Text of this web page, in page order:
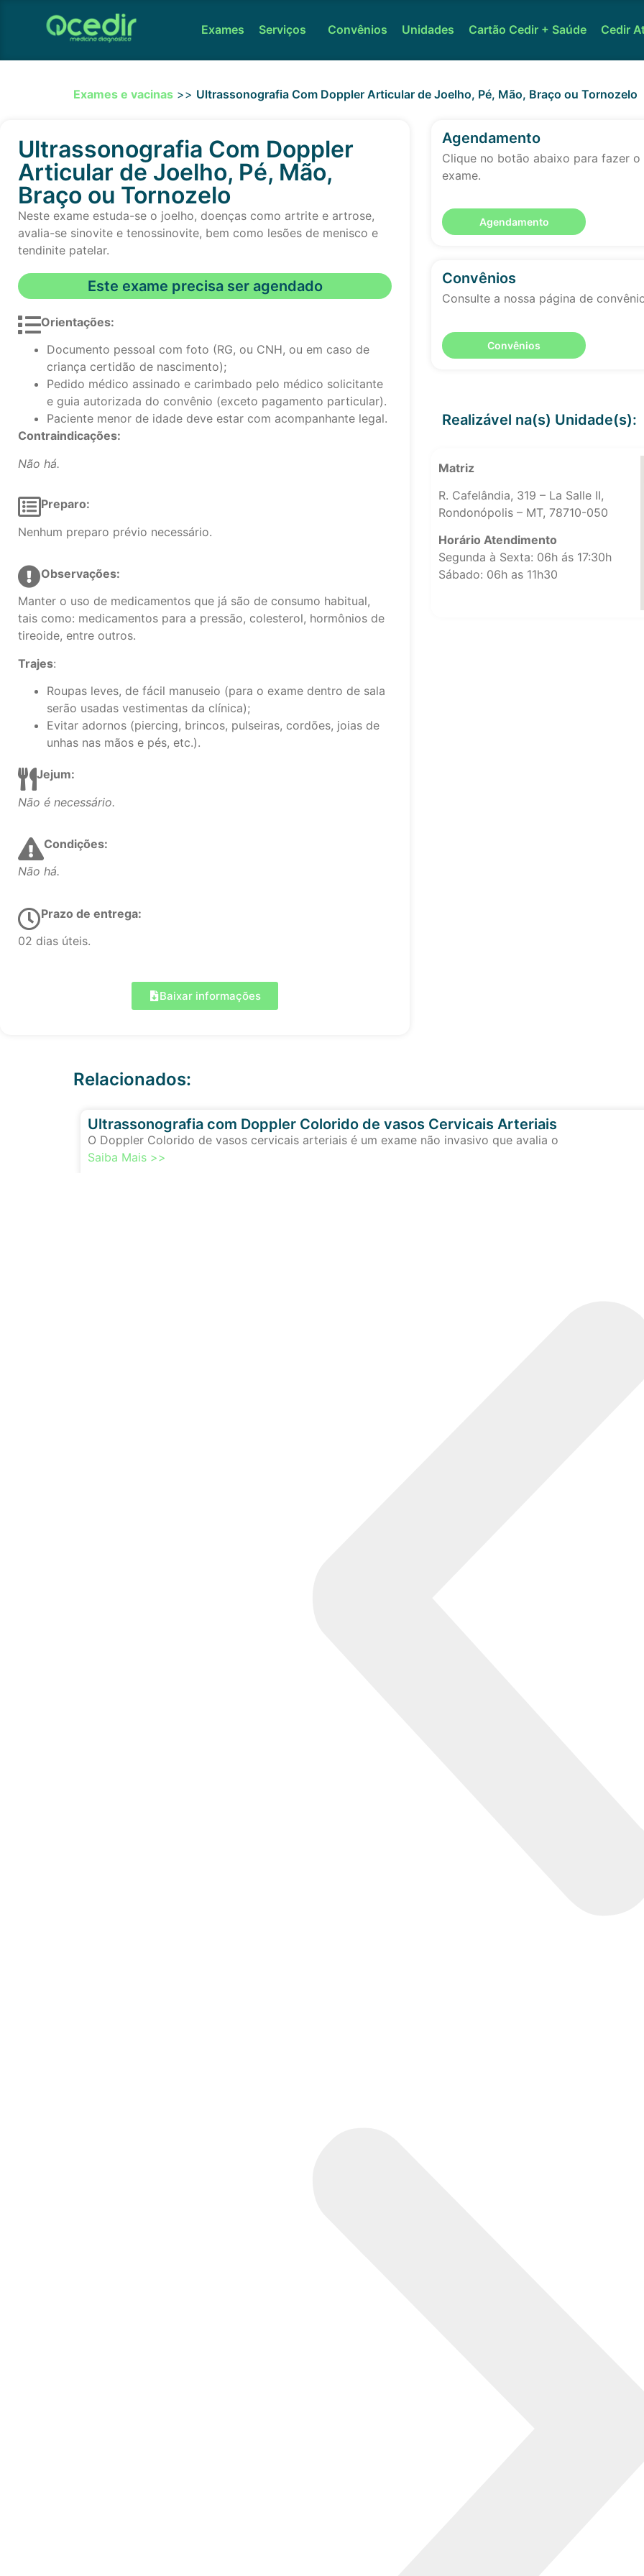
Exames Serviços Convênios Unidades Cartão Cedir + Saúde Cedir
Exames e vacinas >> Ultrassonografia Com Doppler Articular de Joelho, Pé, Mão, Braço ou Tornozelo
Ultrassonografia Com Doppler
Articular de Joelho, Pé, Mão,
Braço ou Tornozelo
Neste exame estuda-se o joelho, doenças como artrite e artrose,
avalia-se sinovite e tenossinovite, bem como lesões de menisco e
tendinite patelar.
Este exame precisa ser agendado
Orientações:
Documento pessoal com foto (RG, ou CNH, ou em caso de
criança certidão de nascimento);
Pedido médico assinado e carimbado pelo médico solicitante
e guia autorizada do convênio (exceto pagamento particular).
Paciente menor de idade deve estar com acompanhante legal.
Contraindicações:
Não há.
Preparo:
Nenhum preparo prévio necessário.
Observações:
Manter o uso de medicamentos que já são de consumo habitual,
tais como: medicamentos para a pressão, colesterol, hormônios de
tireoide, entre outros.
Trajes:
Roupas leves, de fácil manuseio (para o exame dentro de sala
serão usadas vestimentas da clínica);
Evitar adornos (piercing, brincos, pulseiras, cordões, joias de
unhas nas mãos e pés, etc.).
Jejum:
Não é necessário.
Condições:
Não há.
Prazo de entrega:
02 dias úteis.
Baixar informações
Agendamento
Clique no botão abaixo para fazer
exame.
Agendamento
Convênios
Consulte a nossa página de
Convênios
Realizável na(s) Unidade(s):
Matriz
R. Cafelândia, 319 – La Salle II,
Rondonópolis – MT, 78710-050
Horário Atendimento
Segunda à Sexta: 06h ás 17:30h
Sábado: 06h as 11h30
Relacionados:
Ultrassonografia com Doppler Colorido de vasos Cervicais Arteriais
O Doppler Colorido de vasos cervicais arteriais é um exame não invasivo que avalia o
Saiba Mais >>